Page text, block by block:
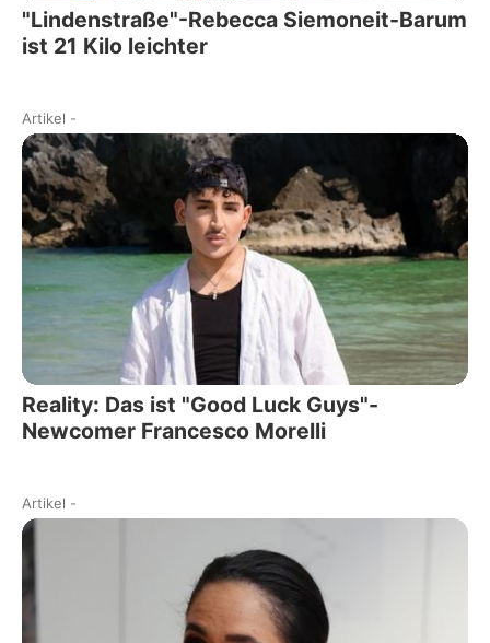
"Lindenstraße"-Rebecca Siemoneit-Barum
ist 21 Kilo leichter
Artikel -
Reality: Das ist "Good Luck Guys"-
Newcomer Francesco Morelli
Artikel -